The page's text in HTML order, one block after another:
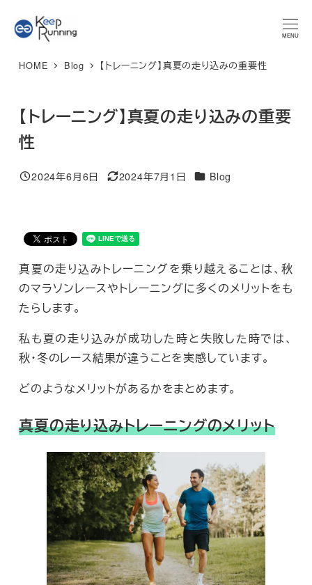
イ
MENU
★マラソンプラン 体験レッスン★ 特別限定価格 3,300円 → ご
予約はこちら
HOME Blog 【トレーニング】真夏の走り込みの重要性
【トレーニング】真夏の走り込みの重要
性
投稿日
2024年6月6日
更新日
2024年7月1日 カテゴリー
Blog
真夏の走り込みトレーニングを乗り越えることは、秋
のマラソンレースやトレーニングに多くのメリットをも
たらします。
私も夏の走り込みが成功した時と失敗した時では、
秋・冬のレース結果が違うことを実感しています。
どのようなメリットがあるかをまとめます。
真夏の走り込みトレーニングのメリット